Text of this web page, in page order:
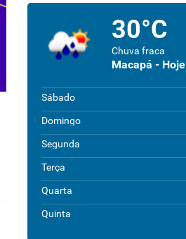
30°C
Chuva fraca
Macapá - Hoje
Sábado
Domingo
Segunda
Terça
Quarta
Quinta